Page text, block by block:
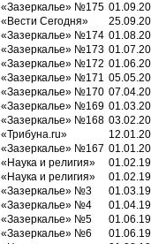
«Зазеркалье» №175
«Вести Сегодня»
«Зазеркалье» №174
«Зазеркалье» №173
«Зазеркалье» №172
«Зазеркалье» №171
«Зазеркалье» №170
«Зазеркалье» №169
«Зазеркалье» №168
«Трибуна.ru»
«Зазеркалье» №167
«Наука и религия»
«Наука и религия»
«Зазеркалье» №3
«Зазеркалье» №4
«Зазеркалье» №5
«Зазеркалье» №6